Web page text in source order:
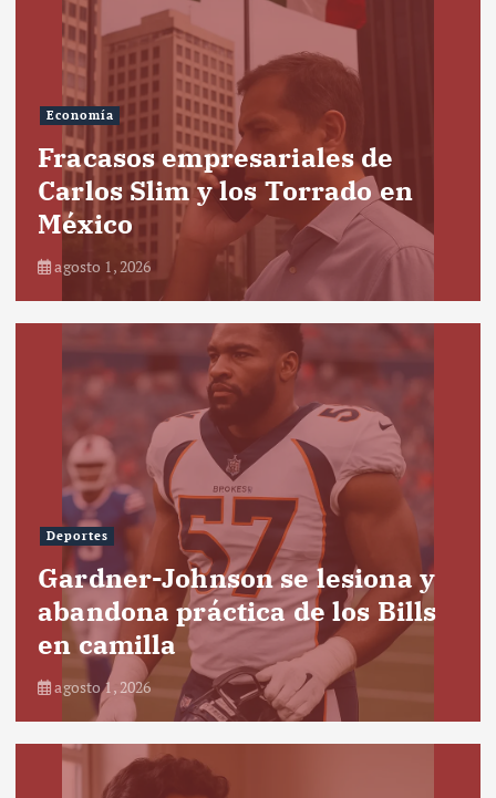
Economía
Fracasos empresariales de
Carlos Slim y los Torrado en
México
agosto 1, 2026
Deportes
Gardner-Johnson se lesiona y
abandona práctica de los Bills
en camilla
agosto 1, 2026